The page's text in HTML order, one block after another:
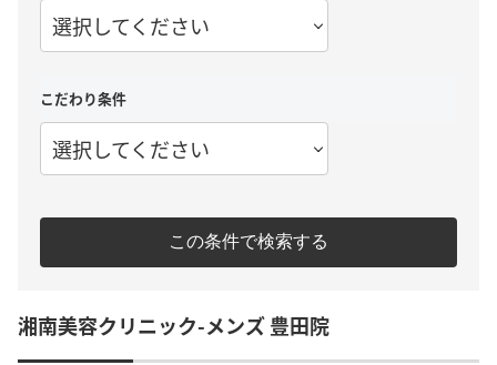
選択してください
こだわり条件
選択してください
この条件で検索する
湘南美容クリニック-メンズ 豊田院